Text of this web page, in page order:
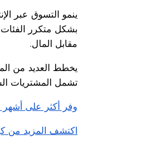
ينمو التسوق عبر
بشكل متكرر الفئات
مقابل المال.
يخطط العديد من
تشمل المشتريات
وفر أكثر على أشهر
اكتشف المزيد من